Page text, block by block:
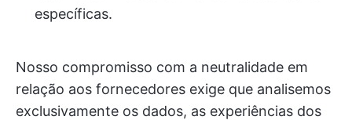
específicas.
Nosso compromisso com a neutralidade em
relação aos fornecedores exige que analisemos
exclusivamente os dados, as experiências dos